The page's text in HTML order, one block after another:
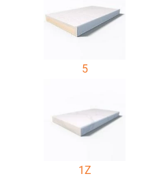
5
1Z